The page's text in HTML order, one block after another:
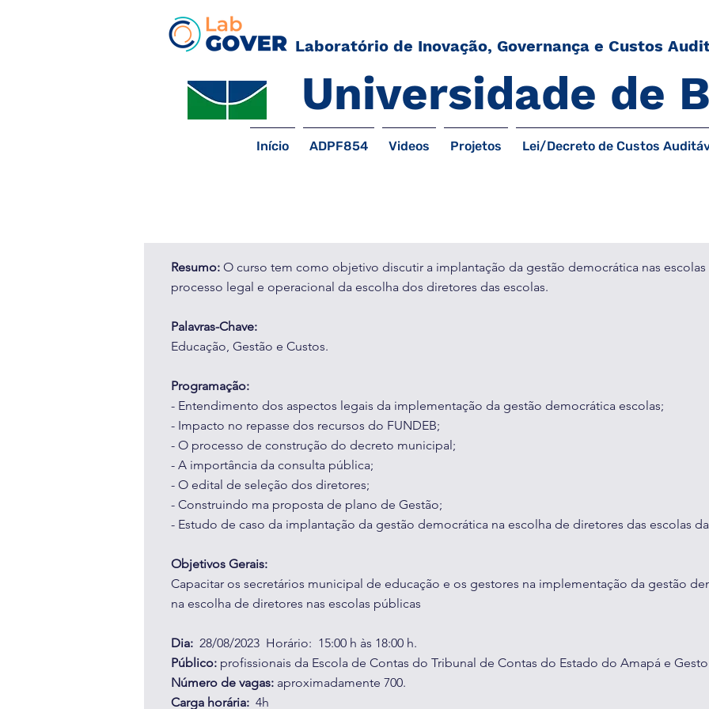
Laboratório de Inovação, Governança e Custos
Universidade de
Início ADPF854 Videos Projetos Lei/Decreto de Custos
Resumo: O curso tem como objetivo discutir a implantação da gestão democrática nas
processo legal e operacional da escolha dos diretores das escolas.
Palavras-Chave:
Educação, Gestão e Custos.
Programação:
- Entendimento dos aspectos legais da implementação da gestão democrática escolas;
- Impacto no repasse dos recursos do FUNDEB;
- O processo de construção do decreto municipal;
- A importância da consulta pública;
- O edital de seleção dos diretores;
- Construindo ma proposta de plano de Gestão;
- Estudo de caso da implantação da gestão democrática na escolha de diretores das escolas
Objetivos Gerais:
Capacitar os secretários municipal de educação e os gestores na implementação da gestão
na escolha de diretores nas escolas públicas
Dia: 28/08/2023 Horário: 15:00 h às 18:00 h.
Público: profissionais da Escola de Contas do Tribunal de Contas do Estado do Amapá e
Número de vagas: aproximadamente 700.
Carga horária: 4h